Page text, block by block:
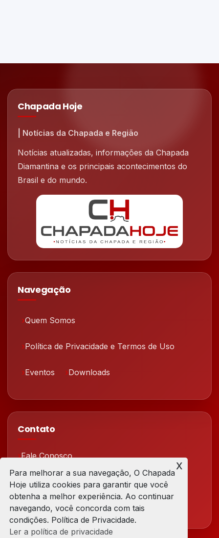
Chapada Hoje
| Notícias da Chapada e Região
Notícias atualizadas, informações da Chapada
Diamantina e os principais acontecimentos do
Brasil e do mundo.
Navegação
Quem Somos
Política de Privacidade e Termos de Uso
Eventos Downloads
Contato
Fale Conosco
Redes Sociais
Para melhorar a sua navegação, O Chapada
Hoje utiliza cookies para garantir que você
obtenha a melhor experiência. Ao continuar
navegando, você concorda com tais
condições. Política de Privacidade.
Ler a política de privacidade
x